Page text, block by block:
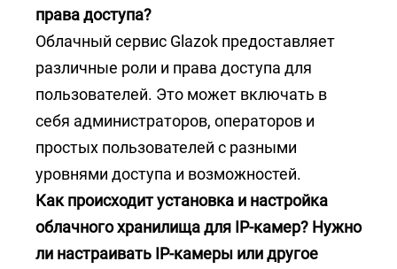
права доступа?
Облачный сервис Glazok предоставляет
различные роли и права доступа для
пользователей. Это может включать в
себя администраторов, операторов и
простых пользователей с разными
уровнями доступа и возможностей.
Как происходит установка и настройка
облачного хранилища для IP-камер? Нужно
ли настраивать IP-камеры или другое